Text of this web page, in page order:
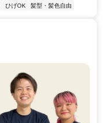
ひげOK 髪型・髪色自由